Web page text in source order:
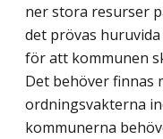
ner stora resurser
det prövas
för att kommunen
Det behöver finnas
ordningsvakterna
kommunerna